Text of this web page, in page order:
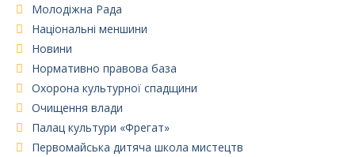
Молодіжна Рада
Національні меншини
Новини
Нормативно правова база
Охорона культурної спадщини
Очищення влади
Палац культури «Фрегат»
Первомайська дитяча школа мистецтв